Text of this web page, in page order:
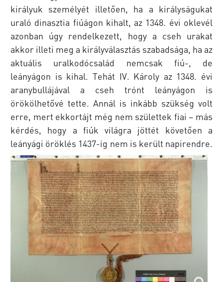
királyuk személyét illetően, ha a királyságukat
uraló dinasztia fiúágon kihalt, az 1348. évi oklevél
azonban úgy rendelkezett, hogy a cseh urakat
akkor illeti meg a királyválasztás szabadsága, ha az
aktuális uralkodócsalád nemcsak fiú-, de
leányágon is kihal. Tehát IV. Károly az 1348. évi
aranybullájával a cseh trónt leányágon is
örökölhetővé tette. Annál is inkább szükség volt
erre, mert ekkortájt még nem születtek fiai – más
kérdés, hogy a fiúk világra jöttét követően a
leányági öröklés 1437-ig nem is került napirendre.